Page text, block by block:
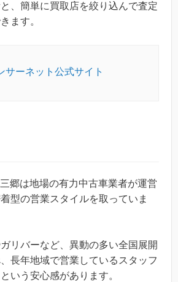
、簡単に買取店を絞り込んで査定
ます。
サーネット公式サイト
郷は地場の有力中古車業者が運営
型の営業スタイルを取っていま
リバーなど、異動の多い全国展開
長年地域で営業しているスタッフ
いう安心感があります。